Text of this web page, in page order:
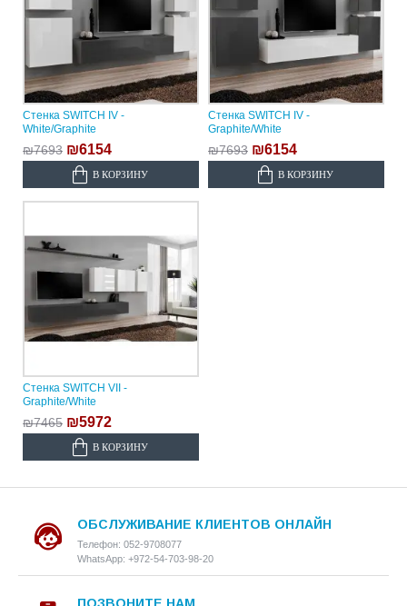
Стенка SWITCH IV -
White/Graphite
₪7693 ₪6154
В КОРЗИНУ
Стенка SWITCH IV -
Graphite/White
₪7693 ₪6154
В КОРЗИНУ
Стенка SWITCH VII -
Graphite/White
₪7465 ₪5972
В КОРЗИНУ
ОБСЛУЖИВАНИЕ КЛИЕНТОВ ОНЛАЙН
Телефон: 052-9708077
WhatsApp: +972-54-703-98-20